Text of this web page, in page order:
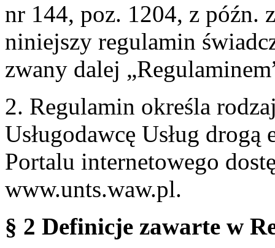
nr 144, poz. 1204, z późn.
niniejszy regulamin
zwany dalej
2. Regulamin określa
Usługodawcę Usług
Portalu internetowego
www.unts.waw.pl.
§ 2 Definicje zawarte w